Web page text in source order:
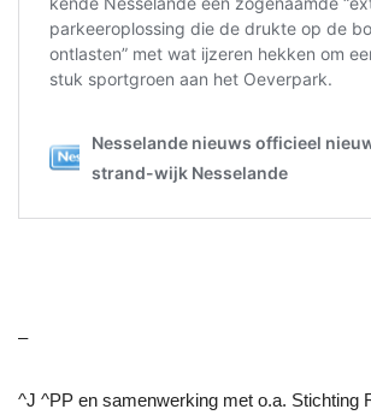
–
^J ^PP en samenwerking met o.a. Stichting